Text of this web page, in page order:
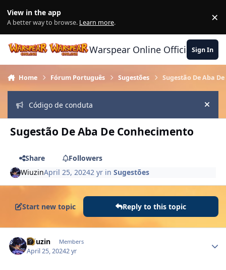
View in the app
A better way to browse. Learn more. ×
Warspear Online Official Forum
Sign In
Home Fórum Português Sugestões Sugestão De Aba
Código de conduta Hide
Sugestão De Aba De Conhecimento
Share
Followers
WiuzinApril 25, 20242 yr in Sugestões
Start new topic Reply to this topic
Wiuzin Members
April 25, 20242 yr